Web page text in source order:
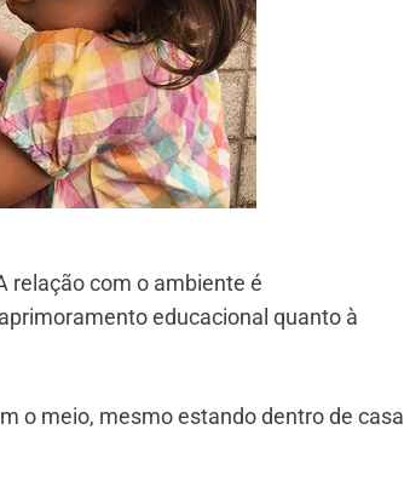
relação com o ambiente é
educacional quanto à
o meio, mesmo estando dentro de casa